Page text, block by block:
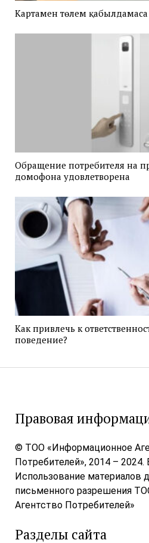
Картамен төлем қабылдамаса
Обращение потребителя на
домофона удовлетворена
Как привлечь к
поведение?
Правовая
© ТОО «Информационное
Потребителей», 2014 –
Использование материалов
письменного разрешения
Агентство Потребителей»
Разделы сайта